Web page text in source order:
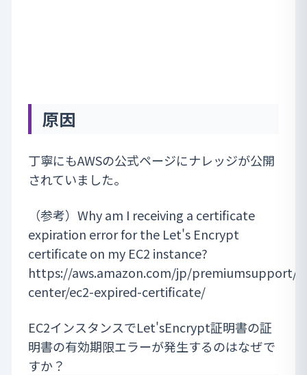
原因
丁寧にもAWSの公式ページにナレッジが公開
されていました。
（参考）Why am I receiving a certificate
expiration error for the Let's Encrypt
certificate on my EC2 instance?
https://aws.amazon.com/jp/premiumsupport/
center/ec2-expired-certificate/
EC2インスタンスでLet'sEncrypt証明書の証
明書の有効期限エラーが発生するのはなぜで
すか？